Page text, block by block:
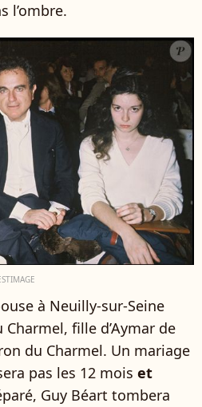
l’ombre.
à Neuilly-sur-Seine
fille d’Aymar de
du Charmel. Un mariage
pas les 12 mois et
Guy Béart tombera